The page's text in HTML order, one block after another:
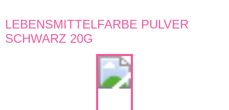
LEBENSMITTELFARBE PULVER
SCHWARZ 20G